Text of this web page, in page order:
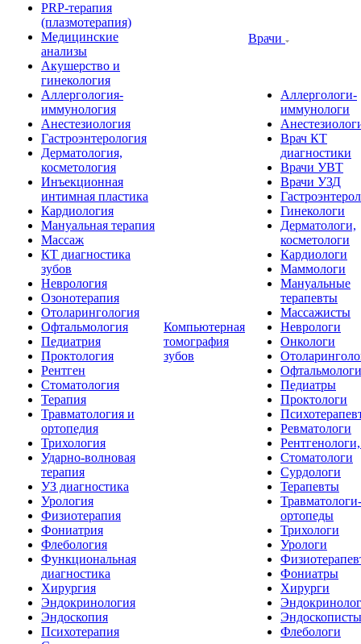
PRP-терапия
(плазмотерапия)
Медицинские
анализы
Акушерство и
гинекология
Аллергология-
иммунология
Анестезиология
Гастроэнтерология
Дерматология,
косметология
Инъекционная
интимная пластика
Кардиология
Мануальная терапия
Массаж
КТ диагностика
зубов
Неврология
Озонотерапия
Отоларингология
Офтальмология
Педиатрия
Проктология
Рентген
Стоматология
Терапия
Травматология и
ортопедия
Трихология
Ударно-волновая
терапия
УЗ диагностика
Урология
Физиотерапия
Фониатрия
Флебология
Функциональная
диагностика
Хирургия
Эндокринология
Эндоскопия
Психотерапия
Компьютерная
томография
зубов
Врачи
Аллергологи-
иммунологи
Врач КТ
диагностики
Врачи УВТ
Врачи УЗД
Гинекологи
Дерматологи,
косметологи
Кардиологи
Маммологи
Мануальные
терапевты
Массажисты
Неврологи
Онкологи
Офтальмологи
Педиатры
Проктологи
Ревматологи
Стоматологи
Сурдологи
Терапевты
Травматологи-
ортопеды
Трихологи
Урологи
Фониатры
Хирурги
Эндоскописты
Флебологи